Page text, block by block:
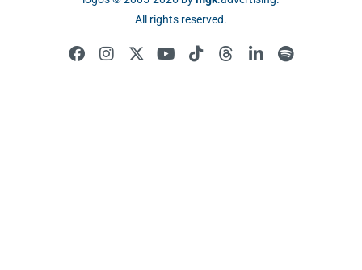
All rights reserved.